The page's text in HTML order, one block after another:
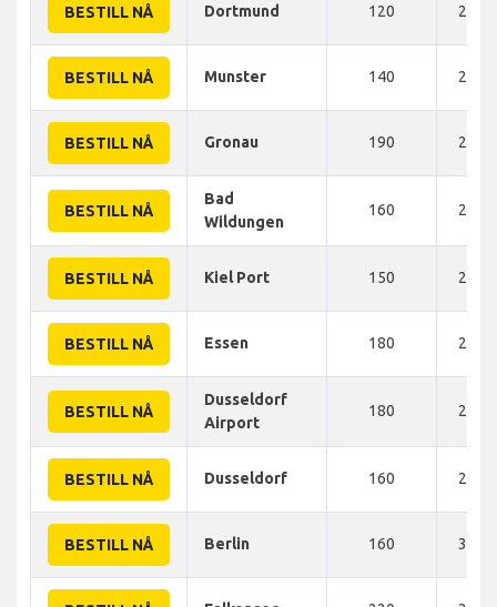
BESTILL NÅ Dortmund 120 215
BESTILL NÅ Munster 140 220
BESTILL NÅ Gronau 190 235
BESTILL NÅ
Bad
Wildungen
160 235
BESTILL NÅ Kiel Port 150 240
BESTILL NÅ Essen 180 260
BESTILL NÅ
Dusseldorf
Airport
180 287
BESTILL NÅ Dusseldorf 160 295
BESTILL NÅ Berlin 160 300